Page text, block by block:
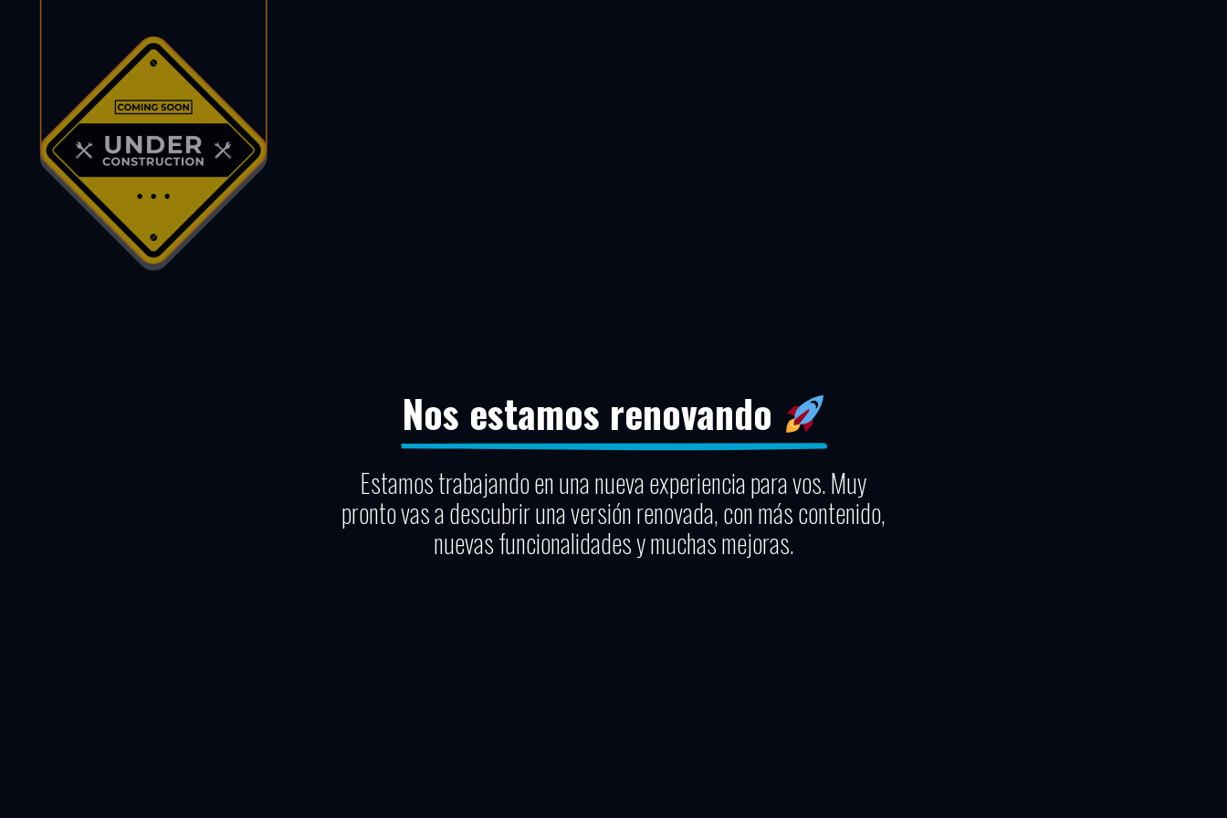
Nos estamos renovando
Estamos trabajando en una nueva experiencia para vos. Muy
pronto vas a descubrir una versión renovada, con más contenido,
nuevas funcionalidades y muchas mejoras.